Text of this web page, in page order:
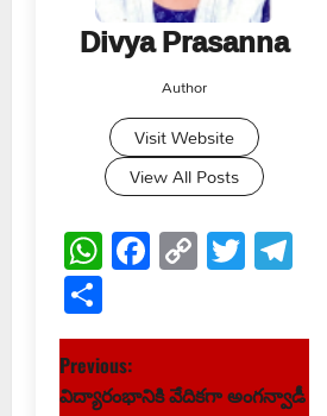
Divya Prasanna
Author
Visit Website
View All Posts
WhatsApp
Facebook
Copy
Link
Twitter
P
Previous:
విద్యారంభానికి వేదికగా అంగన్వాడీ